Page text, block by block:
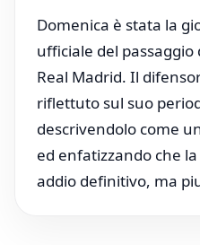
Domenica è stata la
ufficiale del
Real Madrid. Il
riflettuto sul suo
descrivendolo come
ed enfatizzando che
addio definitivo, ma